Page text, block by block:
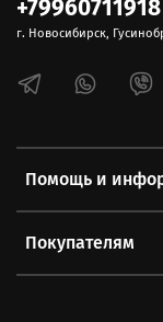
Помощь и
Покупателям
+79960711918
г. Новосибирск,